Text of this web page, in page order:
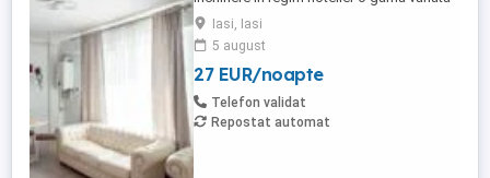
de apartamente si garsoniere situate in
puncte cheie ale orasului doar in
complexe rezidentiale noi: *Zona Palas
Mall - Centru - Complex Lazar Residence;
*Zona Palas Mall - Centru Complex Q
Residence; *Zona Palas Mall ...
Iasi, Iasi
5 august
27 EUR/noapte
Telefon validat
Repostat automat